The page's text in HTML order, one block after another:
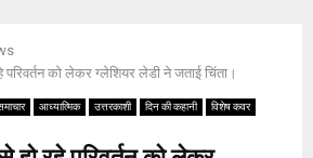
को लेकर ग्लेशियर लेडी ने जताई चिंता।
आध्यात्मिक उत्तरकाशी दिन की कहानी
विशेष कवर